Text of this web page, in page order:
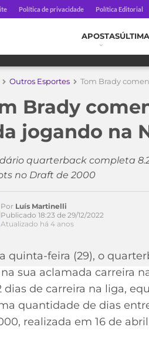
Política de privacidade Política Editorial
APOSTAS
Outros Esportes Tom Brady
Brady
jogando na
quarterback completa
no Draft de 2000
Por Luís Martinelli
Publicado 18:23 de 29/12/2022
Atualizado há 4 anos
quinta-feira (29), o
sua aclamada carreira
dias de carreira na liga,
quantidade de dias
realizada em 16 de